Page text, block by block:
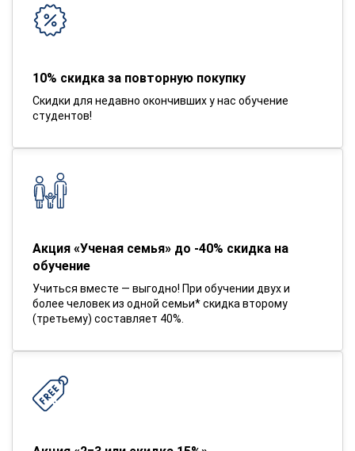
10% скидка за повторную покупку
Скидки для недавно окончивших у нас обучение
студентов!
Акция «Ученая семья» до -40% скидка на
обучение
Учиться вместе — выгодно! При обучении двух и
более человек из одной семьи* скидка второму
(третьему) составляет 40%.